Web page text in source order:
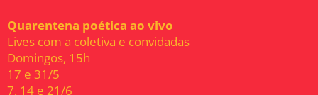
Quarentena poética ao vivo
Lives com a coletiva e convidadas
Domingos, 15h
17 e 31/5
7, 14 e 21/6